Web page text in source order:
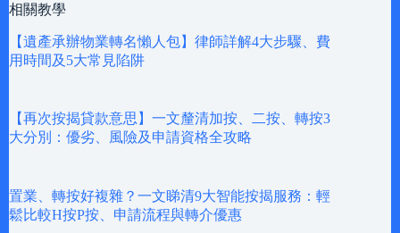
相關教學
【遺產承辦物業轉名懶人包】律師詳解4大步驟、費
用時間及5大常見陷阱
【再次按揭貸款意思】一文釐清加按、二按、轉按3
大分別：優劣、風險及申請資格全攻略
置業、轉按好複雜？一文睇清9大智能按揭服務：輕
鬆比較H按P按、申請流程與轉介優惠